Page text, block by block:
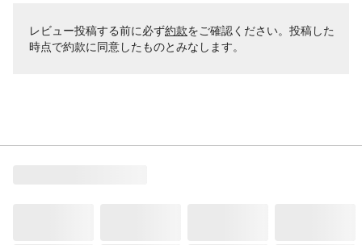
レビュー投稿する前に必ず約款をご確認ください。投稿した
時点で約款に同意したものとみなします。